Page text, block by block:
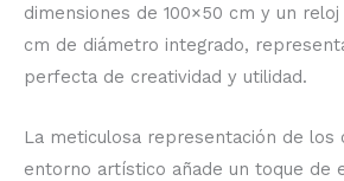
dimensiones de 100×50 cm y un
cm de diámetro integrado,
perfecta de creatividad y utilidad.
La meticulosa representación de los
entorno artístico añade un toque de